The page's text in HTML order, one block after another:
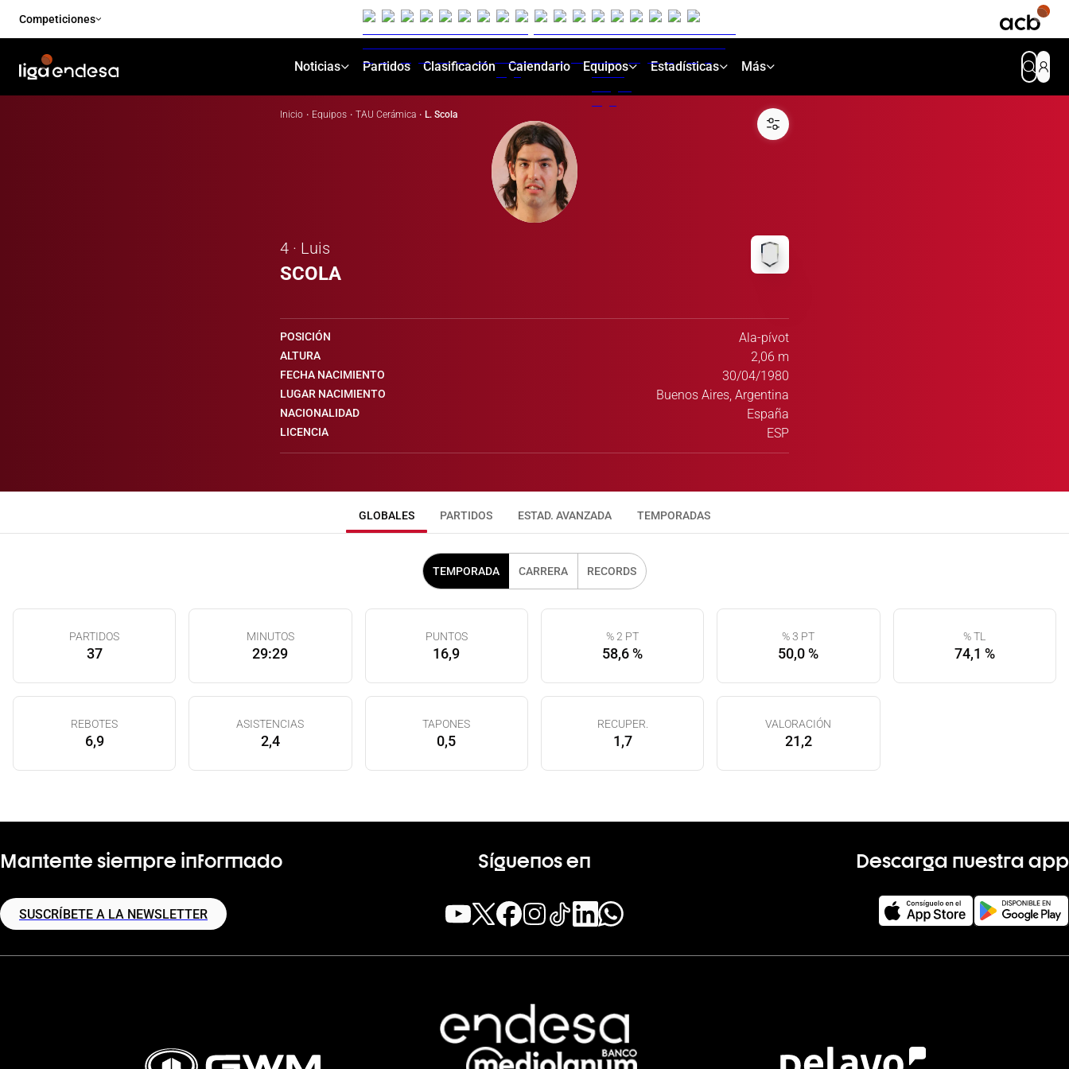
Competiciones
Noticias Partidos Clasificación Calendario Equipos Estadísticas Más
Inicio · Equipos · TAU Cerámica · L. Scola
4 · Luis
SCOLA
POSICIÓN Ala-pívot
ALTURA 2,06 m
FECHA NACIMIENTO 30/04/1980
LUGAR NACIMIENTO Buenos Aires, Argentina
NACIONALIDAD España
LICENCIA ESP
GLOBALES PARTIDOS ESTAD. AVANZADA TEMPORADAS
TEMPORADA CARRERA RECORDS
PARTIDOS
37
MINUTOS
29:29
PUNTOS
16,9
% 2 PT
58,6 %
% 3 PT
50,0 %
% TL
74,1 %
REBOTES
6,9
ASISTENCIAS
2,4
TAPONES
0,5
RECUPER.
1,7
VALORACIÓN
21,2
Mantente siempre informado
SUSCRÍBETE A LA NEWSLETTER
Síguenos en Descarga nuestra app